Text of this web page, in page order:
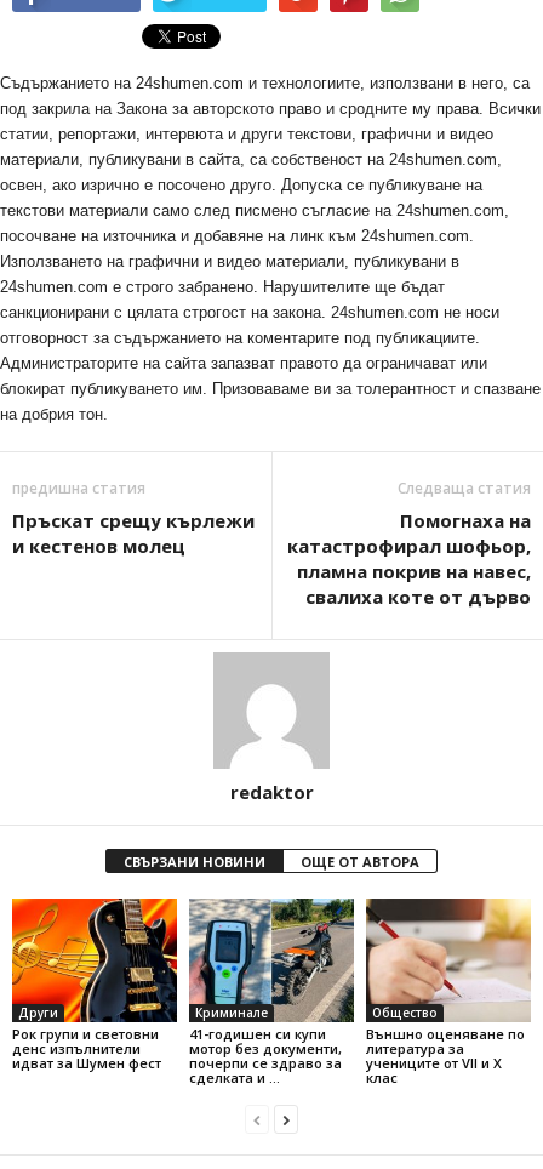
Съдържанието на 24shumen.com и технологиите, използвани в него, са
под закрила на Закона за авторското право и сродните му права. Всички
статии, репортажи, интервюта и други текстови, графични и видео
материали, публикувани в сайта, са собственост на 24shumen.com,
освен, ако изрично е посочено друго. Допуска се публикуване на
текстови материали само след писмено съгласие на 24shumen.com,
посочване на източника и добавяне на линк към 24shumen.com.
Използването на графични и видео материали, публикувани в
24shumen.com е строго забранено. Нарушителите ще бъдат
санкционирани с цялата строгост на закона. 24shumen.com не носи
отговорност за съдържанието на коментарите под публикациите.
Администраторите на сайта запазват правото да ограничават или
блокират публикуването им. Призоваваме ви за толерантност и спазване
на добрия тон.
предишна статия
Пръскат срещу кърлежи
и кестенов молец
Следваща статия
Помогнаха на
катастрофирал шофьор,
пламна покрив на навес,
свалиха коте от дърво
redaktor
СВЪРЗАНИ НОВИНИ ОЩЕ ОТ АВТОРА
Други
Рок групи и световни
денс изпълнители
идват за Шумен фест
Криминале
41-годишен си купи
мотор без документи,
почерпи се здраво за
сделката и …
Общество
Външно оценяване по
литература за
учениците от VII и X
клас